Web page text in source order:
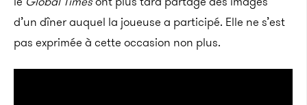
d’un dîner auquel la joueuse a participé. Elle ne s’est
pas exprimée à cette occasion non plus.